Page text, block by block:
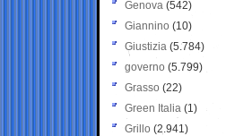
Genova (542)
Giannino (10)
Giustizia (5.784)
governo (5.799)
Grasso (22)
Green Italia (1)
Grillo (2.941)